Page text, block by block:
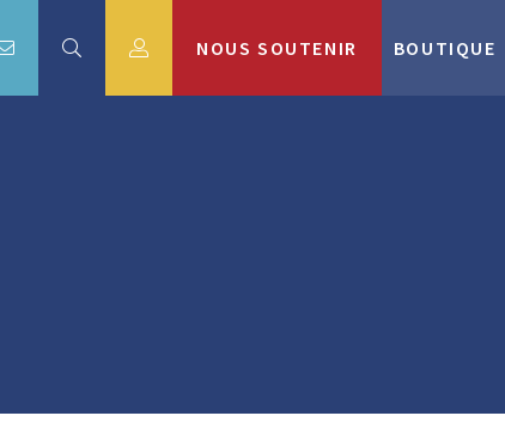
NOUS SOUTENIR BOUTIQUE